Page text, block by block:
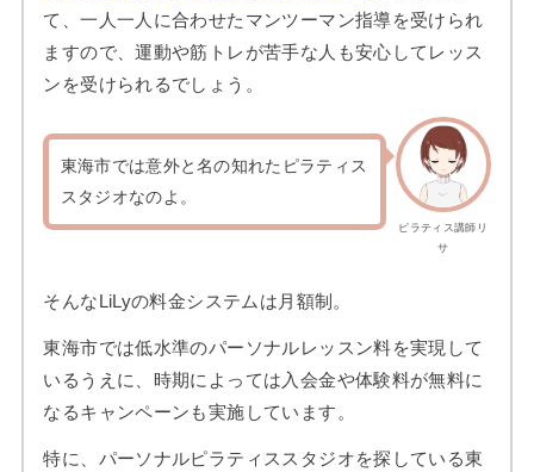
て、一人一人に合わせたマンツーマン指導を受けられ
ますので、運動や筋トレが苦手な人も安心してレッス
ンを受けられるでしょう。
ピラティス講師リ
サ
東海市では意外と名の知れたピラティス
スタジオなのよ。
そんなLiLyの料金システムは月額制。
東海市では低水準のパーソナルレッスン料を実現して
いるうえに、時期によっては入会金や体験料が無料に
なるキャンペーンも実施しています。
特に、パーソナルピラティススタジオを探している東